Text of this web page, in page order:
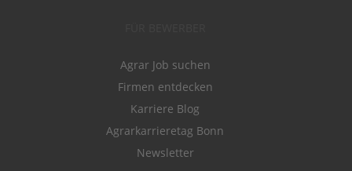
Agrar Job suchen
Firmen entdecken
Karriere Blog
Agrarkarrieretag Bonn
Newsletter